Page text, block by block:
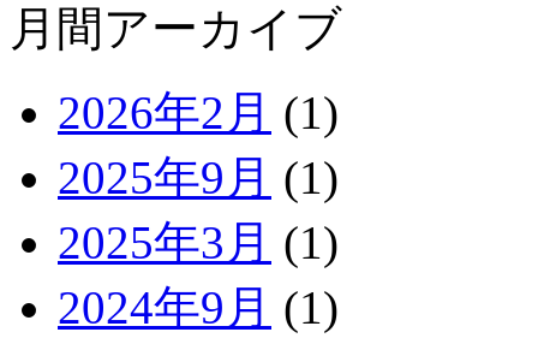
月間アーカイブ
2026年2月 (1)
2025年9月 (1)
2025年3月 (1)
2024年9月 (1)